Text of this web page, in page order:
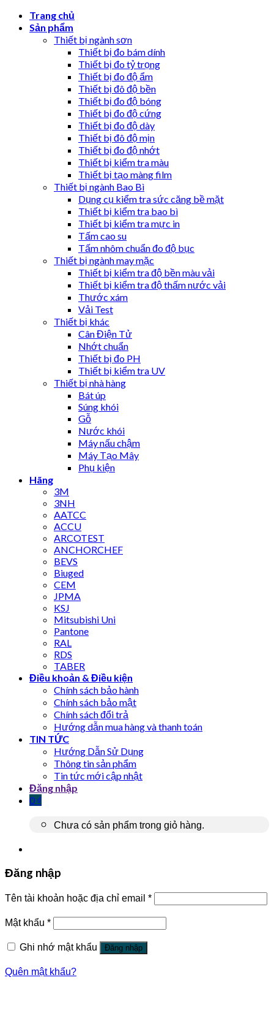
Trang chủ
Sản phẩm
Thiết bị ngành sơn
Thiết bị đo bám dính
Thiết bị đo tỷ trọng
Thiết bị đo độ ẩm
Thiết bị đô độ bền
Thiết bị đo độ bóng
Thiết bị đo độ cứng
Thiết bị đo độ dày
Thiết bị đô độ mịn
Thiết bị đo độ nhớt
Thiết bị kiểm tra màu
Thiết bị tạo màng film
Thiết bị ngành Bao Bì
Dụng cụ kiểm tra sức căng bề mặt
Thiết bị kiểm tra bao bì
Thiết bị kiểm tra mực in
Tấm cao su
Tấm nhôm chuẩn đo độ bục
Thiết bị ngành may mặc
Thiết bị kiểm tra độ bền màu vải
Thiết bị kiểm tra độ thấm nước vải
Thước xám
Vải Test
Thiết bị khác
Cân Điện Tử
Nhớt chuẩn
Thiết bị đo PH
Thiết bị kiểm tra UV
Thiết bị nhà hàng
Bát úp
Súng khói
Gỗ
Nước khói
Máy nấu chậm
Máy Tạo Mây
Phụ kiện
Hãng
3M
3NH
AATCC
ACCU
ARCOTEST
ANCHORCHEF
BEVS
Biuged
CEM
JPMA
KSJ
Mitsubishi Uni
Pantone
RAL
RDS
TABER
Điều khoản & Điều kiện
Chính sách bảo hành
Chính sách bảo mật
Chính sách đổi trả
Hướng dẫn mua hàng và thanh toán
TIN TỨC
Hướng Dẫn Sử Dụng
Thông tin sản phẩm
Tin tức mới cập nhật
Đăng nhập
0 ₫
Chưa có sản phẩm trong giỏ hàng.
Đăng nhập
Tên tài khoản hoặc địa chỉ email *
Mật khẩu *
Ghi nhớ mật khẩu Đăng nhập
Quên mật khẩu?